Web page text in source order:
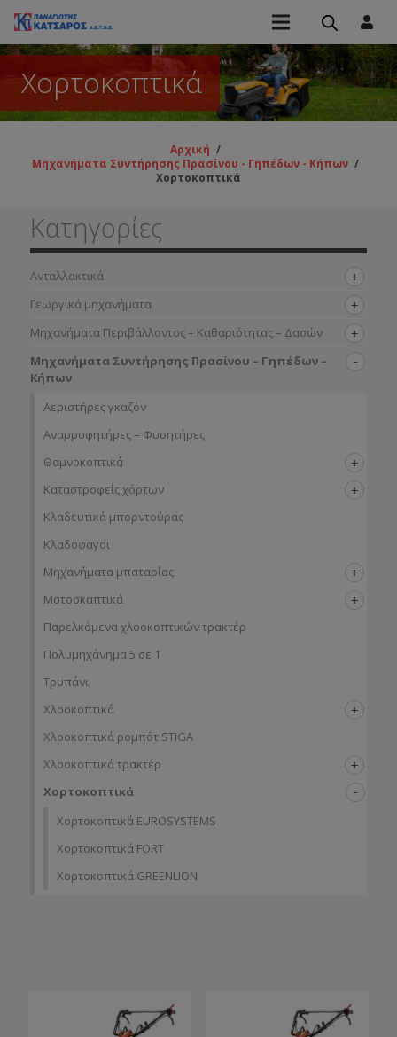
Χορτοκοπτικά
Αρχική /
Μηχανήματα Συντήρησης Πρασίνου - Γηπέδων - Κήπων /
Χορτοκοπτικά
Κατηγορίες
Ανταλλακτικά
Γεωργικά μηχανήματα
Μηχανήματα Περιβάλλοντος – Καθαριότητας – Δασών
Μηχανήματα Συντήρησης Πρασίνου – Γηπέδων –
Κήπων
Αεριστήρες γκαζόν
Αναρροφητήρες – Φυσητήρες
Θαμνοκοπτικά
Καταστροφείς χόρτων
Κλαδευτικά μπορντούρας
Κλαδοφάγοι
Μηχανήματα μπαταρίας
Μοτοσκαπτικά
Παρελκόμενα χλοοκοπτικών τρακτέρ
Πολυμηχάνημα 5 σε 1
Τρυπάνι
Χλοοκοπτικά
Χλοοκοπτικά ρομπότ STIGA
Χλοοκοπτικά τρακτέρ
Χορτοκοπτικά
Χορτοκοπτικά EUROSYSTEMS
Χορτοκοπτικά FORT
Χορτοκοπτικά GREENLION